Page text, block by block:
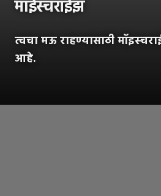
मॉईस्चराईझ
त्वचा मऊ राहण्यासाठी
आहे.